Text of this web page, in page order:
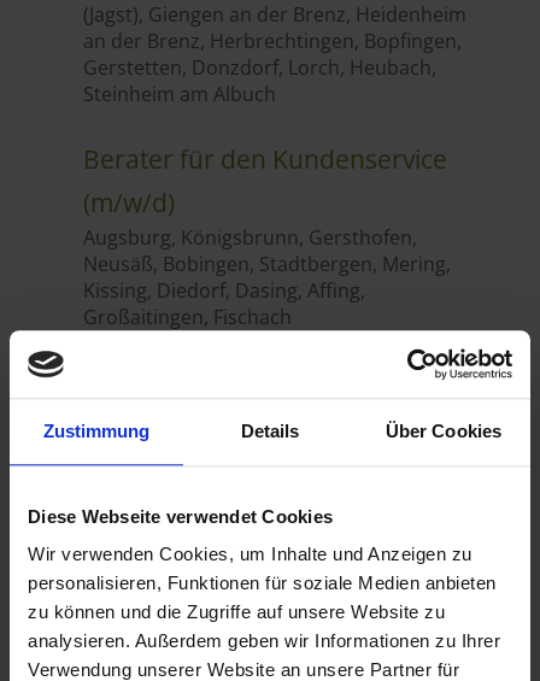
Zustimmung Details Über Cookies
Diese Webseite verwendet Cookies
Wir verwenden Cookies, um Inhalte und Anzeigen zu
personalisieren, Funktionen für soziale Medien anbieten
zu können und die Zugriffe auf unsere Website zu
analysieren. Außerdem geben wir Informationen zu Ihrer
Verwendung unserer Website an unsere Partner für